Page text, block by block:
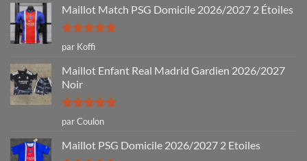
Maillot Match PSG Domicile 2026/2027 2 Étoiles
Note5sur
5
par Koffi
Maillot Enfant Real Madrid Gardien 2026/2027
Noir
Note5sur
5
par Coulon
Maillot PSG Domicile 2026/2027 2 Etoiles